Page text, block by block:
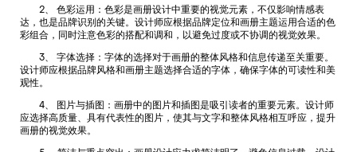
2、 色彩运用：色彩是画册设计中重要的视觉元素，不仅影响情感表
达，也是品牌识别的关键。设计师应根据品牌定位和画册主题运用合适的色
彩组合，同时注意色彩的搭配和调和，以避免过度或不协调的视觉效果。
3、 字体选择：字体的选择对于画册的整体风格和信息传递至关重要。
设计师应根据品牌风格和画册主题选择合适的字体，确保字体的可读性和美
观性。
4、 图片与插图：画册中的图片和插图是吸引读者的重要元素。设计师
应选择高质量、具有代表性的图片，使其与文字和整体风格相互呼应，提升
画册的视觉效果。